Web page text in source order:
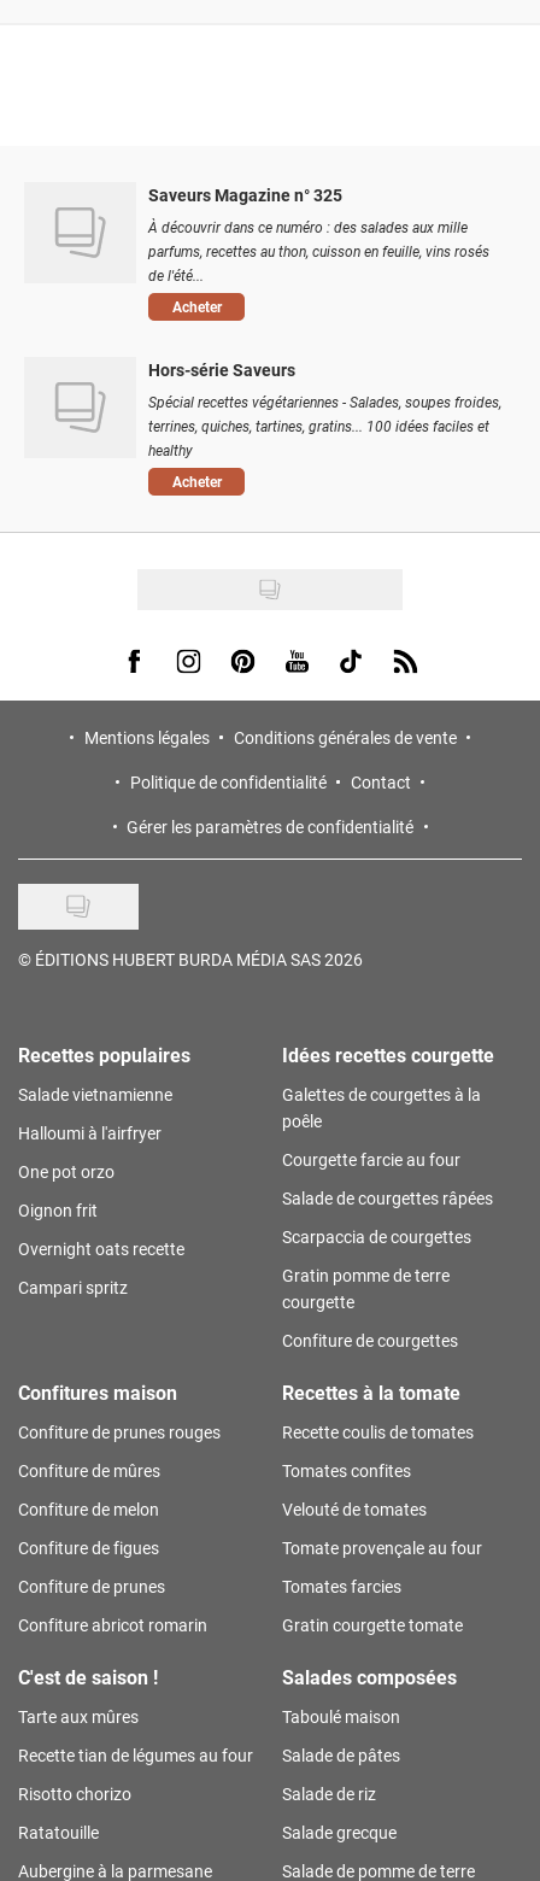
Saveurs Magazine n° 325
À découvrir dans ce numéro : des salades aux mille
parfums, recettes au thon, cuisson en feuille, vins rosés
de l'été...
Acheter
Hors-série Saveurs
Spécial recettes végétariennes - Salades, soupes froides,
terrines, quiches, tartines, gratins... 100 idées faciles et
healthy
Acheter
Visit us on Facebook
Visit us on Instagram
Visit us on Pinterest
Visit us on Youtube
Visit us on Tiktok
Visit us on Rss
Mentions légales
Conditions générales de vente
Politique de confidentialité
Contact
Gérer les paramètres de confidentialité
© ÉDITIONS HUBERT BURDA MÉDIA SAS 2026
Recettes populaires
Salade vietnamienne
Halloumi à l'airfryer
One pot orzo
Oignon frit
Overnight oats recette
Campari spritz
Idées recettes courgette
Galettes de courgettes à la
poêle
Courgette farcie au four
Salade de courgettes râpées
Scarpaccia de courgettes
Gratin pomme de terre
courgette
Confiture de courgettes
Confitures maison
Confiture de prunes rouges
Confiture de mûres
Confiture de melon
Confiture de figues
Confiture de prunes
Confiture abricot romarin
Recettes à la tomate
Recette coulis de tomates
Tomates confites
Velouté de tomates
Tomate provençale au four
Tomates farcies
Gratin courgette tomate
C'est de saison !
Tarte aux mûres
Recette tian de légumes au four
Risotto chorizo
Ratatouille
Aubergine à la parmesane
Salades composées
Taboulé maison
Salade de pâtes
Salade de riz
Salade grecque
Salade de pomme de terre